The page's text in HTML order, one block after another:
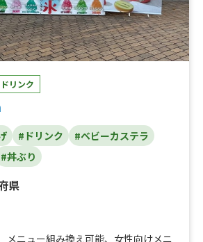
ドリンク
#ドリンク
#ベビーカステラ
#丼ぶり
県
メニュー組み換え可能、 女性向けメニ